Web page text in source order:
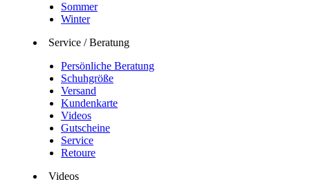
Sommer
Winter
Service / Beratung
Persönliche Beratung
Schuhgröße
Versand
Kundenkarte
Videos
Gutscheine
Service
Retoure
Videos